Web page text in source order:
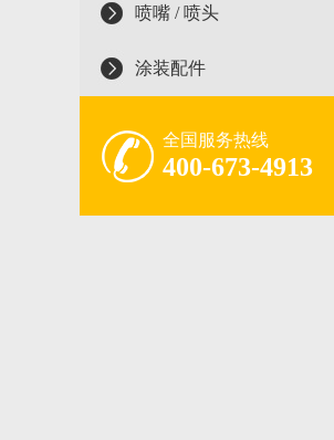
喷嘴 / 喷头
涂装配件
全国服务热线
400-673-4913